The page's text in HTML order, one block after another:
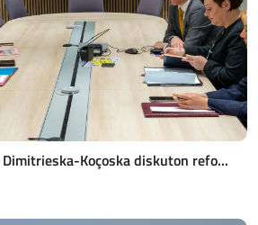
Koçoska diskuton refo...